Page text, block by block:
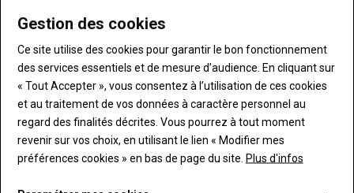
BodyChoisissez votre formule et créez votre
compte pour accéder à tout {nom-site}.
Lien Créez un compte
VOUS AIMEREZ AUSSI
Gestion des cookies
Ce site utilise des cookies pour garantir le bon fonctionnement
des services essentiels et de mesure d’audience. En cliquant sur
« Tout Accepter », vous consentez à l’utilisation de ces cookies
et au traitement de vos données à caractère personnel au
regard des finalités décrites. Vous pourrez à tout moment
revenir sur vos choix, en utilisant le lien « Modifier mes
préférences cookies » en bas de page du site. Plus d'infos